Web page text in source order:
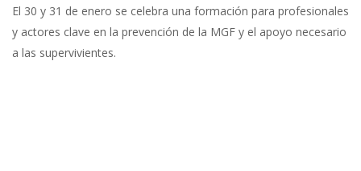
El 30 y 31 de enero se celebra una formación para profesionales
y actores clave en la prevención de la MGF y el apoyo necesario
a las supervivientes.